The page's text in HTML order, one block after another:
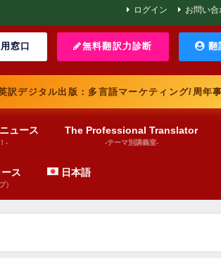
ログイン お問い合
窓口 無料翻訳力診断 翻
訳デジタル出版：多言語マーケティング/周年
ュース
-
The Professional Translator
-テーマ別講義室-
ス
）
日本語